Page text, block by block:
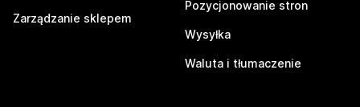
Zarządzanie sklepem
Pozycjonowanie stron
Wysyłka
Waluta i tłumaczenie